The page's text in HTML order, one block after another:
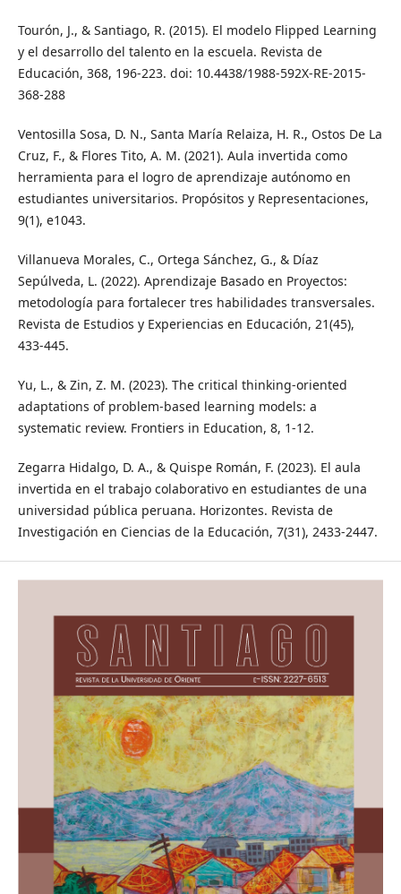
Tourón, J., & Santiago, R. (2015). El modelo Flipped Learning
y el desarrollo del talento en la escuela. Revista de
Educación, 368, 196-223. doi: 10.4438/1988-592X-RE-2015-
368-288
Ventosilla Sosa, D. N., Santa María Relaiza, H. R., Ostos De La
Cruz, F., & Flores Tito, A. M. (2021). Aula invertida como
herramienta para el logro de aprendizaje autónomo en
estudiantes universitarios. Propósitos y Representaciones,
9(1), e1043.
Villanueva Morales, C., Ortega Sánchez, G., & Díaz
Sepúlveda, L. (2022). Aprendizaje Basado en Proyectos:
metodología para fortalecer tres habilidades transversales.
Revista de Estudios y Experiencias en Educación, 21(45),
433-445.
Yu, L., & Zin, Z. M. (2023). The critical thinking-oriented
adaptations of problem-based learning models: a
systematic review. Frontiers in Education, 8, 1-12.
Zegarra Hidalgo, D. A., & Quispe Román, F. (2023). El aula
invertida en el trabajo colaborativo en estudiantes de una
universidad pública peruana. Horizontes. Revista de
Investigación en Ciencias de la Educación, 7(31), 2433-2447.